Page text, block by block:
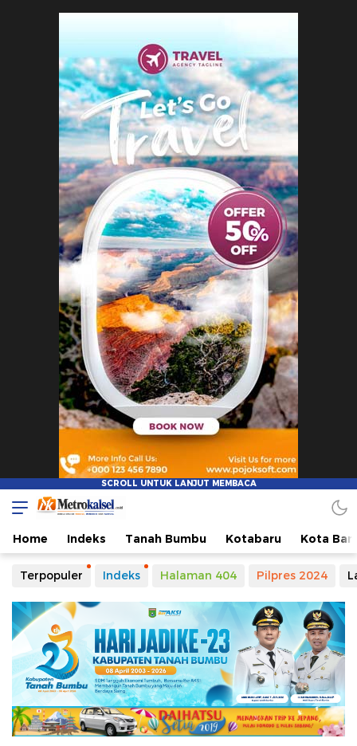
Metro Kalsel
Media Online Terkini, Faktual dan Mendidik
Home Indeks Tanah Bumbu Kotabaru Kota
Terpopuler Indeks Halaman 404 Pilpres 2024